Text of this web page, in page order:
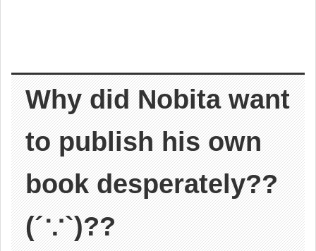
Why did Nobita want
to publish his own
book desperately??
(´∵`)??